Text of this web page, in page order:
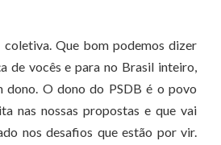
Que bom podemos dizer
de vocês e para no Brasil inteiro,
dono. O dono do PSDB é o povo
nas nossas propostas e que vai
nos desafios que estão por vir.